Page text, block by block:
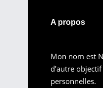
A propos
Mon nom est
d’autre
personnelles.